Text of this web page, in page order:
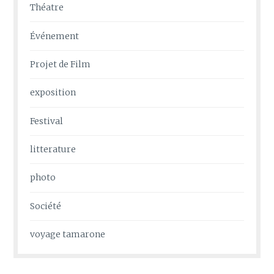
Théatre
Événement
Projet de Film
exposition
Festival
litterature
photo
Société
voyage tamarone